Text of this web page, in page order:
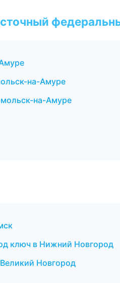
на-Амуре
на-Амуре
ключ в Нижний Новгород
Новгород